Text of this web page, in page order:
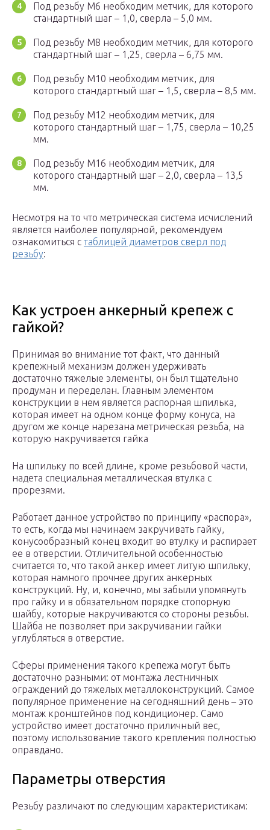
Под резьбу М6 необходим метчик, для которого
стандартный шаг – 1,0, сверла – 5,0 мм.
Под резьбу М8 необходим метчик, для которого
стандартный шаг – 1,25, сверла – 6,75 мм.
Под резьбу М10 необходим метчик, для
которого стандартный шаг – 1,5, сверла – 8,5 мм.
Под резьбу М12 необходим метчик, для
которого стандартный шаг – 1,75, сверла – 10,25
мм.
Под резьбу М16 необходим метчик, для
которого стандартный шаг – 2,0, сверла – 13,5
мм.
Несмотря на то что метрическая система исчислений
является наиболее популярной, рекомендуем
ознакомиться с таблицей диаметров сверл под
резьбу:
Как устроен анкерный крепеж с
гайкой?
Принимая во внимание тот факт, что данный
крепежный механизм должен удерживать
достаточно тяжелые элементы, он был тщательно
продуман и переделан. Главным элементом
конструкции в нем является распорная шпилька,
которая имеет на одном конце форму конуса, на
другом же конце нарезана метрическая резьба, на
которую накручивается гайка
На шпильку по всей длине, кроме резьбовой части,
надета специальная металлическая втулка с
прорезями.
Работает данное устройство по принципу «распора»,
то есть, когда мы начинаем закручивать гайку,
конусообразный конец входит во втулку и распирает
ее в отверстии. Отличительной особенностью
считается то, что такой анкер имеет литую шпильку,
которая намного прочнее других анкерных
конструкций. Ну, и, конечно, мы забыли упомянуть
про гайку и в обязательном порядке стопорную
шайбу, которые накручиваются со стороны резьбы.
Шайба не позволяет при закручивании гайки
углубляться в отверстие.
Сферы применения такого крепежа могут быть
достаточно разными: от монтажа лестничных
ограждений до тяжелых металлоконструкций. Самое
популярное применение на сегодняшний день – это
монтаж кронштейнов под кондиционер. Само
устройство имеет достаточно приличный вес,
поэтому использование такого крепления полностью
оправдано.
Параметры отверстия
Резьбу различают по следующим характеристикам: